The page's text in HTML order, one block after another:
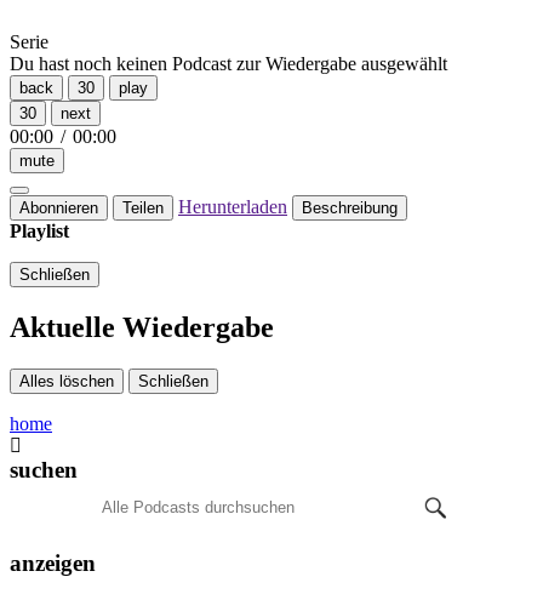
Serie
Du hast noch keinen Podcast zur Wiedergabe ausgewählt
back 30
play
30
next
00:00 / 00:00
mute
Abonnieren Teilen Herunterladen Beschreibung
Playlist
Schließen
Aktuelle Wiedergabe
Alles löschen Schließen
home
suchen
anzeigen